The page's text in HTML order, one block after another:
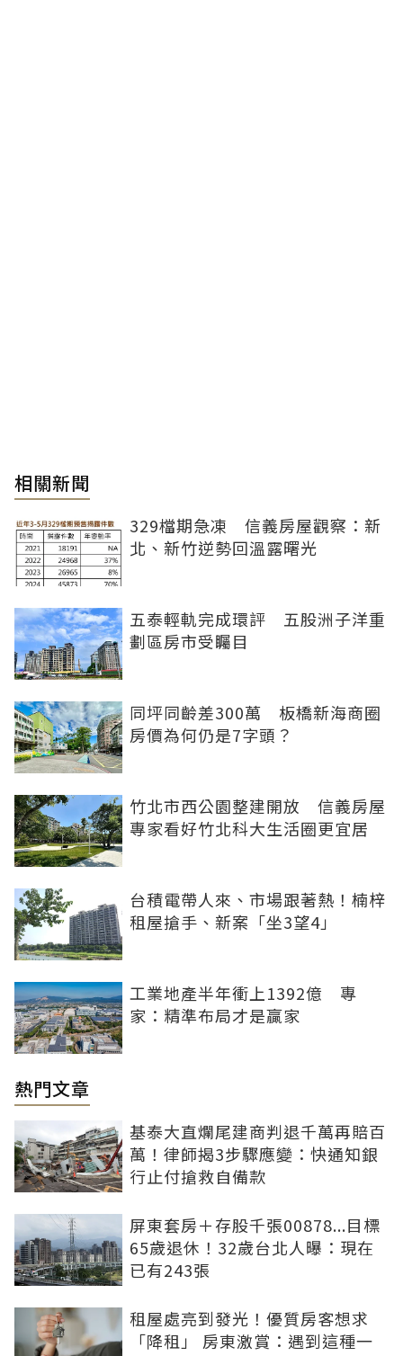
相關新聞
329檔期急凍 信義房屋觀察：新
北、新竹逆勢回溫露曙光
五泰輕軌完成環評 五股洲子洋重
劃區房市受矚目
同坪同齡差300萬 板橋新海商圈
房價為何仍是7字頭？
竹北市西公園整建開放 信義房屋
專家看好竹北科大生活圈更宜居
台積電帶人來、市場跟著熱！楠梓
租屋搶手、新案「坐3望4」
工業地產半年衝上1392億 專
家：精準布局才是贏家
熱門文章
基泰大直爛尾建商判退千萬再賠百
萬！律師揭3步驟應變：快通知銀
行止付搶救自備款
屏東套房＋存股千張00878...目標
65歲退休！32歲台北人曝：現在
已有243張
租屋處亮到發光！優質房客想求
「降租」 房東激賞：遇到這種一